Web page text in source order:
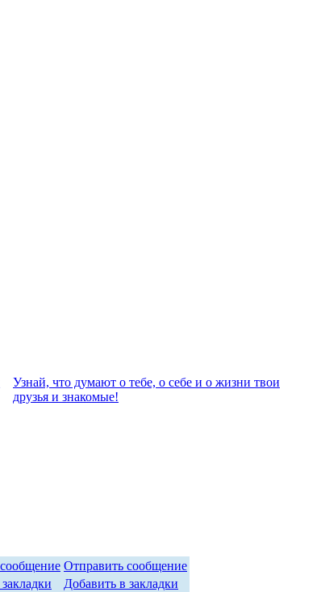
Узнай, что думают о тебе, о себе и о жизни твои
друзья и знакомые!
Отправить сообщение
Добавить в закладки